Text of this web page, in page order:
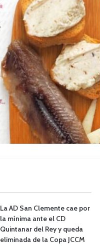
La AD San Clemente cae por
la mínima ante el CD
Quintanar del Rey y queda
eliminada de la Copa JCCM